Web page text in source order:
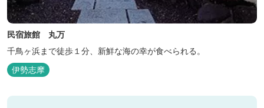
民宿旅館 丸万
千鳥ヶ浜まで徒歩１分、新鮮な海の幸が食べられる。
伊勢志摩